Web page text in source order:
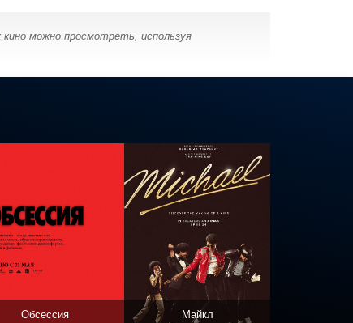
можно просмотреть, используя
Обсессия Майкл